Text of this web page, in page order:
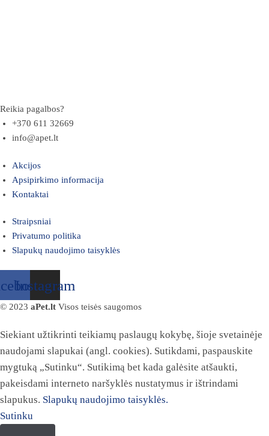
Reikia pagalbos?
+370 611 32669
info@apet.lt
Akcijos
Apsipirkimo informacija
Kontaktai
Straipsniai
Privatumo politika
Slapukų naudojimo taisyklės
Instagram
© 2023 aPet.lt Visos teisės saugomos
Siekiant užtikrinti teikiamų paslaugų kokybę, šioje svetainėje
naudojami slapukai (angl. cookies). Sutikdami, paspauskite
mygtuką „Sutinku“. Sutikimą bet kada galėsite atšaukti,
pakeisdami interneto naršyklės nustatymus ir ištrindami
slapukus. Slapukų naudojimo taisyklės.
Sutinku